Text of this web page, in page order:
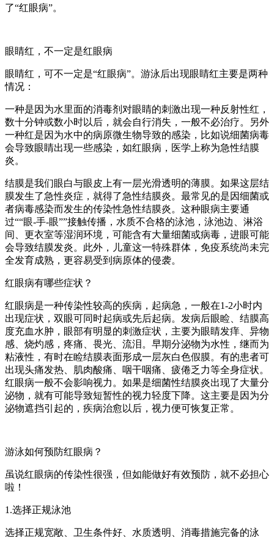
了“红眼病”。
眼睛红，不一定是红眼病
眼睛红，可不一定是“红眼病”。游泳后出现眼睛红主要是两种
情况：
一种是因为水里面的消毒剂对眼睛的刺激出现一种反射性红，
数十分钟或数小时以后，就会自行消失，一般不必治疗。另外
一种红是因为水中的病原微生物导致的感染，比如说细菌病毒
会导致眼睛出现一些感染，如红眼病，医学上称为急性结膜
炎。
结膜是我们眼白与眼皮上有一层光滑透明的薄膜。如果这层结
膜发生了急性炎症，就得了急性结膜炎。最常见的是因细菌或
者病毒感染而发生的传染性急性结膜炎。这种眼病主要通
过““眼-手-眼””接触传播，水质不合格的泳池，泳池边、淋浴
间、更衣室等湿润环境，可能含有大量细菌或病毒，进眼可能
会导致结膜发炎。此外，儿童这一特殊群体，免疫系统尚未完
全发育成熟，更容易受到病原体的侵袭。
红眼病有哪些症状？
红眼病是一种传染性较高的疾病，起病急，一般在1-2小时内
出现症状，双眼可同时起病或先后起病。发病后眼睑、结膜高
度充血水肿，眼部有明显的刺激症状，主要为眼睛发痒、异物
感、烧灼感，疼痛、畏光、流泪。早期分泌物为水性，继而为
粘液性，有时在睑结膜表面形成一层灰白色假膜。有的患者可
出现头痛发热、肌肉酸痛、咽干咽痛、疲倦乏力等全身症状。
红眼病一般不会影响视力。如果是细菌性结膜炎出现了大量分
泌物，就有可能导致短暂性的视力轻度下降。这主要是因为分
泌物遮挡引起的，疾病治愈以后，视力便可恢复正常。
游泳如何预防红眼病？
虽说红眼病的传染性很强，但如能做好有效预防，就不必担心
啦！
1.选择正规泳池
选择正规宽敞、卫生条件好、水质透明、消毒措施完备的泳